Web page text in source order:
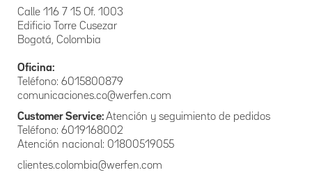
Principio de veracidad o calidad. La información contenida
en las bases de datos debe ser veraz, completa, exacta,
actualizada, comprobable y comprensible. Se prohíbe el
registro y divulgación de datos parciales, incompletos,
Principio de finalidad. El tratamiento debe obedecer a una
finalidad legítima de acuerdo con la constitución y la ley, la
Principio de legalidad: El Tratamiento a que se refiere la
presente política debe sujetarse a lo establecido en ella y en
Calle 116 7 15 Of. 1003
Edificio Torre Cusezar
Bogotá, Colombia
Oficina:
Teléfono: 6015800879
comunicaciones.co@werfen.com
Customer Service: Atención y seguimiento de pedidos
Teléfono: 6019168002
Atención nacional: 01800519055
clientes.colombia@werfen.com